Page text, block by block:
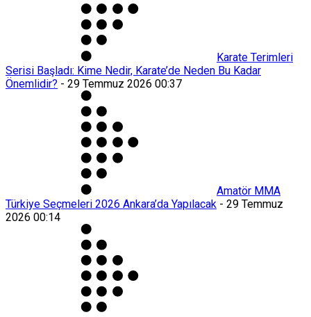
Karate Terimleri
Serisi Başladı: Kime Nedir, Karate’de Neden Bu Kadar
Önemlidir? - 29 Temmuz 2026 00:37
Amatör MMA
Türkiye Seçmeleri 2026 Ankara’da Yapılacak - 29 Temmuz
2026 00:14